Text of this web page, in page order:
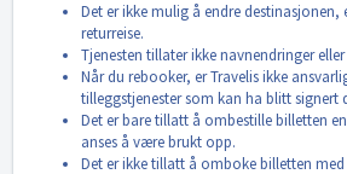
Det er ikke mulig å endre destinasjonen,
returreise.
Tjenesten tillater ikke navnendringer
Når du rebooker, er Travelis ikke
tilleggstjenester som kan ha blitt signert
Det er bare tillatt å ombestille billetten
anses å være brukt opp.
Det er ikke tillatt å omboke billetten